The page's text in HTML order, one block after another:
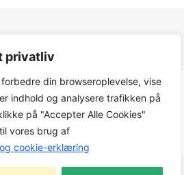
privatliv
din browseroplevelse, vise
indhold og analysere trafikken på
på "Accepter Alle Cookies"
vores brug af
cookie-erklæring